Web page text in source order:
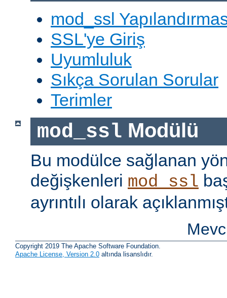
mod_ssl
SSL'ye Giriş
Uyumluluk
Sıkça Sorulan Sorular
Terimler
mod_ssl Modülü
Bu modülce sağlanan
değişkenleri mod_ssl
ayrıntılı olarak
Copyright 2019 The Apache Software Foundation.
Apache License, Version 2.0 altında lisanslıdır.